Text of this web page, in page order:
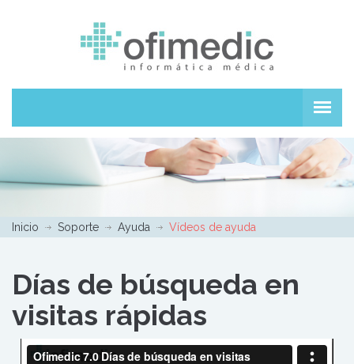
Inicio Soporte Ayuda Vídeos de ayuda
Días de búsqueda en
visitas rápidas